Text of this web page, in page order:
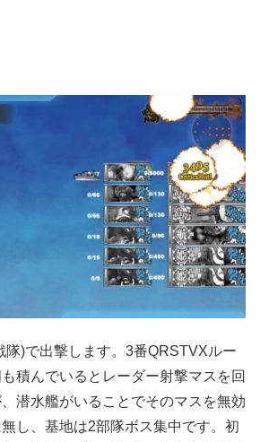
隊)で出撃します。3番QRSTVXルー
積んでいるとレーダー射撃マスを回
潜水艦がいることでそのマスを無効
し、基地は2部隊ボス集中です。初